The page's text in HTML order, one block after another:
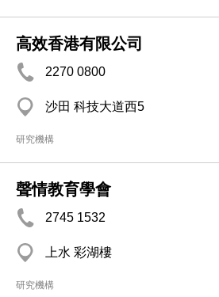
高效香港有限公司
2270 0800
沙田 科技大道西5
研究機構
聲情教育學會
2745 1532
上水 彩湖樓
研究機構